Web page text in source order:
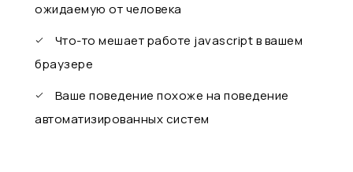
ожидаемую от человека
Что-то мешает работе javascript в вашем
браузере
Ваше поведение похоже на поведение
автоматизированных систем